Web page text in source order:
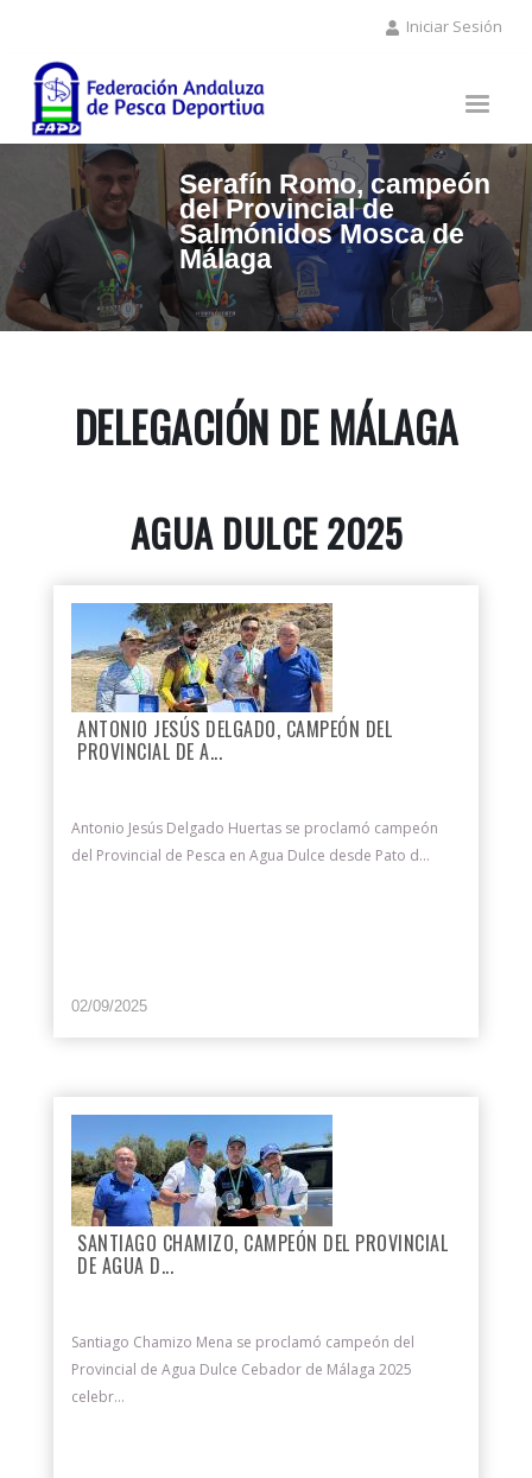
contenido
principal
Iniciar Sesión
Serafín Romo, campeón
del Provincial de
Salmónidos Mosca de
Málaga
DELEGACIÓN DE MÁLAGA
AGUA DULCE 2025
ANTONIO JESÚS DELGADO, CAMPEÓN DEL
PROVINCIAL DE A...
Antonio Jesús Delgado Huertas se proclamó campeón
del Provincial de Pesca en Agua Dulce desde Pato d...
02/09/2025
SANTIAGO CHAMIZO, CAMPEÓN DEL PROVINCIAL
DE AGUA D...
Santiago Chamizo Mena se proclamó campeón del
Provincial de Agua Dulce Cebador de Málaga 2025
celebr...